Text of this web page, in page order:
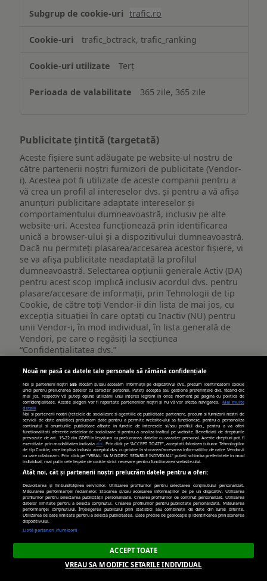
trafic.ro
trafic_bctrack, trafic_ranking
Terț
365 zile, 365 zile
Publicitate țintită (targetată)
Aceste fișiere sunt adăugate pe website-ul nostru de
către partenerii noștri furnizori de publicitate (Vendor-
i). Acestea pot fi utilizate de aceste companii pentru a
vă crea un profil al intereselor dvs. și pentru a vă afișa
anunțuri publicitare adaptate intereselor și
comportamentului dumneavoastră, inclusiv pe alte
website-uri. Acestea funcționează prin identificarea
unică a browser-ului și a dispozitivului dumneavoastră.
Dacă nu permiteți plasarea/accesarea acestor fișiere, vi
se va afișa publicitate neadaptată la profilul
dumneavoastră. Selectarea opțiunii generale Activ (DA)
pentru acest scop implică inclusiv acordul dvs. pentru
plasare/accesare de informații, prin Tehnologii de tip
Cookie, de către toți Vendor-ii din lista de mai jos, cu
excepția situației în care optați cu Inactiv (NU) pentru
unii Vendor-i, în mod individual, în lista generală de
Vendori, pe care o regăsiți la secțiunea
“Confidențialitatea dvs.”
Publicitate
țintită
(targetată)
__gpi,_cc_id
Primare
389 zile, 269 zile
turn.com
uid
Terț
179 zile
Nouă ne pasă ca datele tale personale să rămână confidențiale
Noi și partenerii noștri585 stocăm și/sau accesăm informații pe dispozitivul dvs., precum identificatorii cookie
unici pentru prelucrarea datelor cu caracter personal. Puteți accepta sau gestiona preferințele dvs. făcând clic
mai jos, respectiv vă puteți opune utilizării unui interes legitim în orice moment pe pagina cu politica de
confidențialitate. Aceste alegeri vor fi raportate partenerilor noștri și nu vă vor afecta navigarea.
Mai multe
detalii
Noi si partenerii nostri (retelele de socializare si agentiile de publicitate partenere, precum si furnizorii nostri de
servicii de date analitice) prelucram date pentru a permite website-ului sa functioneze, pentru a personaliza
continutul si anunturile publicitare afisate in functie de interesele si/sau profilul dvs., pentru a va oferi
functionalitati aferente retelelor de socializare si pentru a analiza traficul pe website. Beneficiati de drepturile
prevazute de art. 15-22 din GDPR in legatura cu prelucrarea datelor cu caracter personal. Aceste drepturi pot fi
exercitate prin modalitatea indicataaici . Prin click pe “ACCEPT TOATE”, acceptati folosirea tuturor Tehnologiilor
de tip Cookie, care implica inclusiv acceptul dvs. cu privire la stocarea/accesarea informatiilor de catre Vendor-ii
cu care colaboram. Prin click pe “VREAU SA MODIFIC SETARILE INDIVIDUAL” puteti schimba preferintele in mod
individual, mai putin cele legate de cookie strict necesare pentru functionarea website-ului.
Atât noi, cât și partenerii noștri prelucrăm datele pentru a oferi:
Dezvoltarea și îmbunătățirea serviciilor. Utilizarea profilurilor pentru selectarea conținutului personalizat.
Măsurarea performanței reclamelor. Stocarea și/sau accesarea informațiilor de pe un dispozitiv. Utilizarea
profilurilor pentru selectarea publicității personalizate. Crearea profilurilor de conținut personalizat. Utilizarea
datelor limitate pentru a selecta conținutul. Crearea profilurilor pentru publicitate personalizată. Măsurarea
performanței conținutului. Înțelegerea publicului prin statistici sau combinații de date din surse diferite.
Utilizarea de date limitate pentru a selecta publicitatea. Date precise de geolocație și identificarea prin scanarea
dispozitivului.
Listă parteneri (furnizori)
ACCEPT TOATE
VREAU SA MODIFIC SETARILE INDIVIDUAL